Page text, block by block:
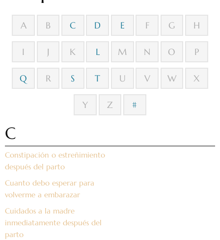
A B C D E F G H
I J K L M N O P
Q R S T U V W X
Y Z #
C
Constipación o estreñimiento
después del parto
Cuanto debo esperar para
volverme a embarazar
Cuidados a la madre
inmediatamente después del
parto